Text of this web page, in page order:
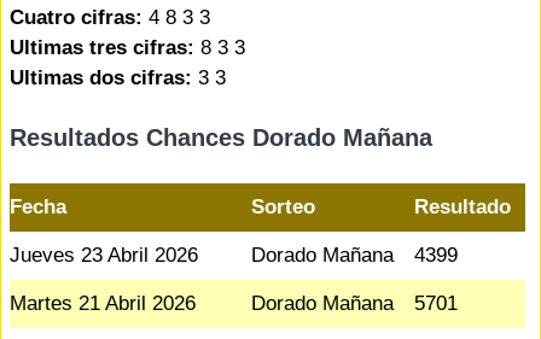
Cuatro cifras: 4 8 3 3
Ultimas tres cifras: 8 3 3
Ultimas dos cifras: 3 3
Resultados Chances Dorado Mañana
Fecha Sorteo Resultado
Jueves 23 Abril 2026 Dorado Mañana 4399
Martes 21 Abril 2026 Dorado Mañana 5701